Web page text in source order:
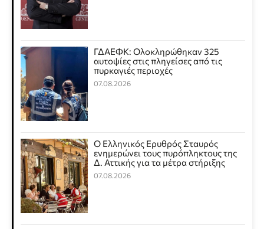
ΓΔΑΕΦΚ: Ολοκληρώθηκαν 325
αυτοψίες στις πληγείσες από τις
πυρκαγιές περιοχές
07.08.2026
Ο Ελληνικός Ερυθρός Σταυρός
ενημερώνει τους πυρόπληκτους της
Δ. Αττικής για τα μέτρα στήριξης
07.08.2026